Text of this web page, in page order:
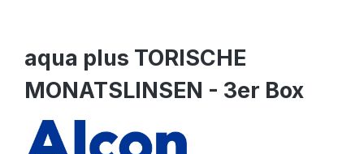
aqua plus TORISCHE
MONATSLINSEN - 3er Box